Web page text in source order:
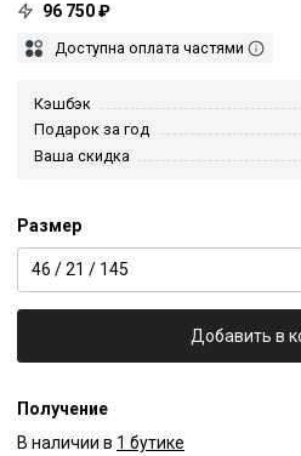
96 750 ₽
Доступна оплата частями
Кэшбэк
Подарок за год
Ваша скидка
Размер
46 / 21 / 145
Добавить в
Получение
В наличии в 1 бутике